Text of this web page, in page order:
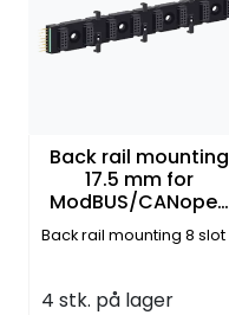
Back rail mounting
17.5 mm for
ModBUS/CANopen
moduler
Back rail mounting 8 slot
4 stk. på lager